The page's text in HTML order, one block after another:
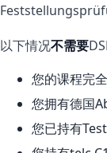
以下情况不需要
您的课程完
您拥有德国
您已持有